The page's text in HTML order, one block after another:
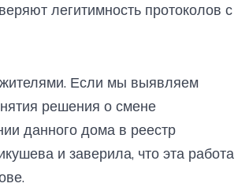
легитимность протоколов с
Если мы выявляем
решения о смене
данного дома в реестр
и заверила, что эта работа